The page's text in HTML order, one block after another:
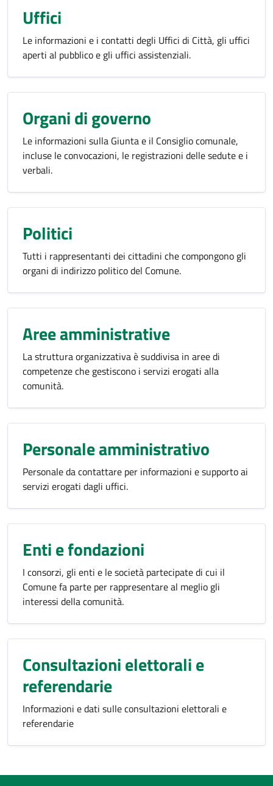
Uffici
Le informazioni e i contatti degli Uffici di Città, gli uffici
aperti al pubblico e gli uffici assistenziali.
Organi di governo
Le informazioni sulla Giunta e il Consiglio comunale,
incluse le convocazioni, le registrazioni delle sedute e i
verbali.
Politici
Tutti i rappresentanti dei cittadini che compongono gli
organi di indirizzo politico del Comune.
Aree amministrative
La struttura organizzativa è suddivisa in aree di
competenze che gestiscono i servizi erogati alla
comunità.
Personale amministrativo
Personale da contattare per informazioni e supporto ai
servizi erogati dagli uffici.
Enti e fondazioni
I consorzi, gli enti e le società partecipate di cui il
Comune fa parte per rappresentare al meglio gli
interessi della comunità.
Consultazioni elettorali e
referendarie
Informazioni e dati sulle consultazioni elettorali e
referendarie